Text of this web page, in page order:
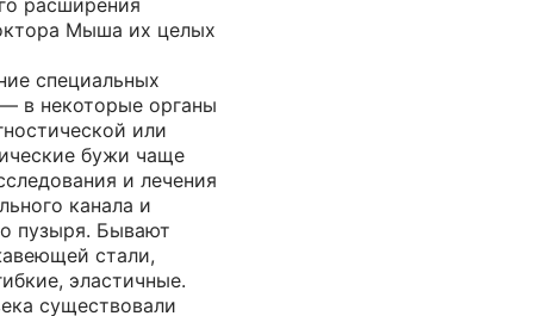
расширения
Мыша их целых
специальных
в некоторые органы
или
бужи чаще
и лечения
канала и
пузыря. Бывают
стали,
эластичные.
существовали